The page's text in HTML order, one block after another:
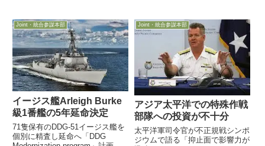
Joint・統合参謀本部
イージス艦Arleigh Burke
級1番艦の5年延命決定
71隻保有のDDG-51イージス艦を
個別に精査し延命へ「DDG
Joint・統合参謀本部
アジア太平洋での特殊作戦
部隊への投資が不十分
太平洋軍司令官が不正規戦シンポ
ジウムで語る「抑止面で影響力が